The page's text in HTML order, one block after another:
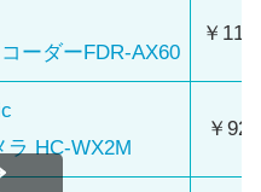
ーダーFDR-AX60
￥
ラ HC-WX2M
￥